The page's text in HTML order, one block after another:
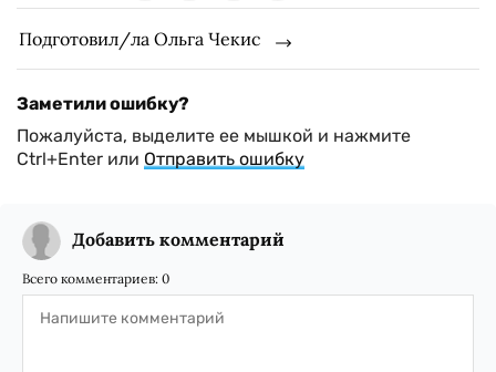
Подготовил/ла Ольга Чекис
Заметили ошибку?
Пожалуйста, выделите ее мышкой и нажмите
Ctrl+Enter или Отправить ошибку
Добавить комментарий
Всего комментариев: 0